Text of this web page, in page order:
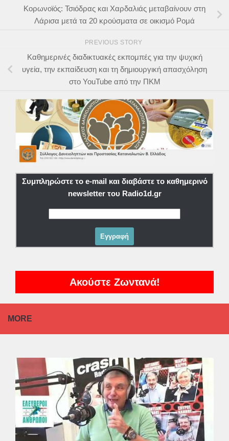
Κορωνοϊός: Τσιόδρας και Χαρδαλιάς μεταβαίνουν στη
Λάρισα μετά τα 20 κρούσματα σε οικισμό Ρομά
PREVIOUS STORY
Καθημερινές διαδικτυακές εκπομπές για την ψυχική
υγεία, την εκπαίδευση και τη δημιουργική απασχόληση
στο YouTube από την ΠΚΜ
Συμπληρώστε το e-mail και διαβάστε το καθημερινό
newsletter του Radio1d.gr
Ακούστε Ζωντανά!
MORE